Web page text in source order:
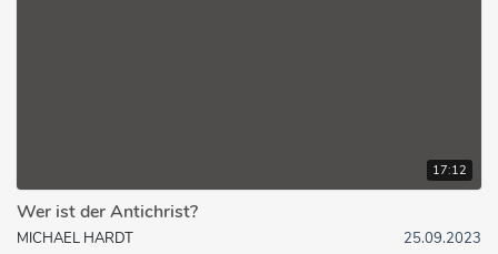
17:12
Wer ist der Antichrist?
MICHAEL HARDT 25.09.2023